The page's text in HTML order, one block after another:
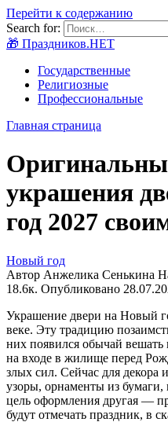
Перейти к содержанию
Search for:
🎁 Праздников.НЕТ
Государственные
Религиозные
Профессиональные
Главная страница
украшения
год 2027
Новый год
Автор Анжелика Сенькина
18.6к. Опубликовано
Украшение двери на Новый
веке. Эту традицию
них появился обычай
на входе в жилище перед
злых сил. Сейчас для
узоры, орнаменты из
цель оформления другая —
будут отмечать праздник, в